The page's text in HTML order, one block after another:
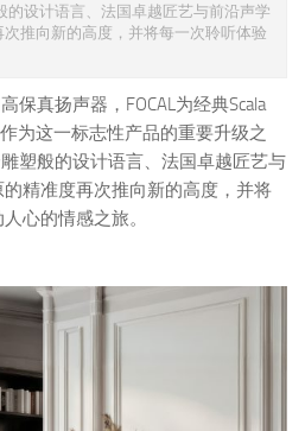
的设计语言、法国卓越匠艺与前沿声学
推向新的高度，并将每一次聆听体验
保真扬声器，FOCAL为经典Scala
为这一标志性产品的重要升级之
雕塑般的设计语言、法国卓越匠艺与
精准度再次推向新的高度，并将
心的情感之旅。